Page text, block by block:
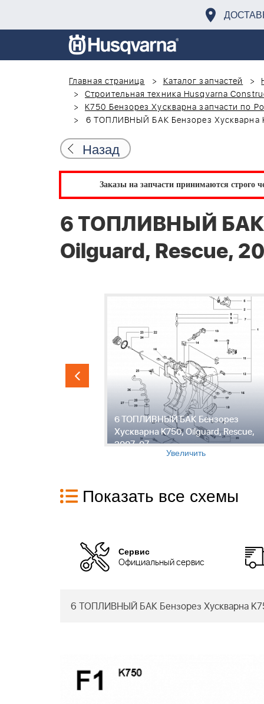
Главная страница Каталог запчастей
Строительная техника Husqvarna
K750 Бензорез Хускварна запчасти по
6 ТОПЛИВНЫЙ БАК Бензорез Хускварна
Назад
Заказы на запчасти принимаются строго
6 ТОПЛИВНЫЙ БАК
Oilguard, Rescue,
6 ТОПЛИВНЫЙ БАК Бензорез
Хускварна K750, Oilguard, Rescue,
2007-07
Увеличить
Показать все схемы
Сервис
Официальный сервис
6 ТОПЛИВНЫЙ БАК Бензорез Хускварна